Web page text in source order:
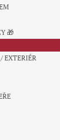
🎁
EXTERIÉR